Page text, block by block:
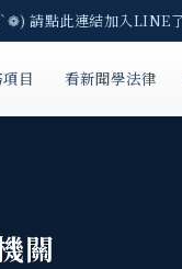
點此連結加入LINE了
目 看新聞學法律
關